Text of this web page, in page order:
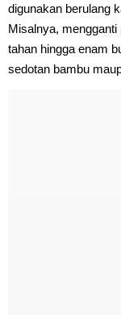
digunakan berulang
Misalnya,
tahan hingga enam
sedotan bambu